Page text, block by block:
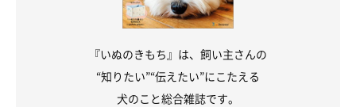
『いぬのきもち』は、飼い主さんの
“知りたい”“伝えたい”にこたえる
犬のこと総合雑誌です。